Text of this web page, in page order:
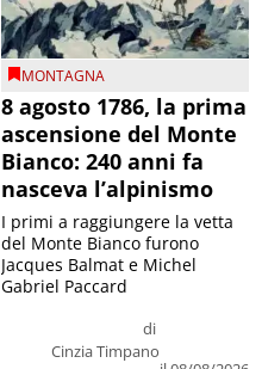
MONTAGNA
8 agosto 1786, la prima
ascensione del Monte
Bianco: 240 anni fa
nasceva l’alpinismo
di
Cinzia Timpano
I primi a raggiungere la vetta
del Monte Bianco furono
Jacques Balmat e Michel
Gabriel Paccard